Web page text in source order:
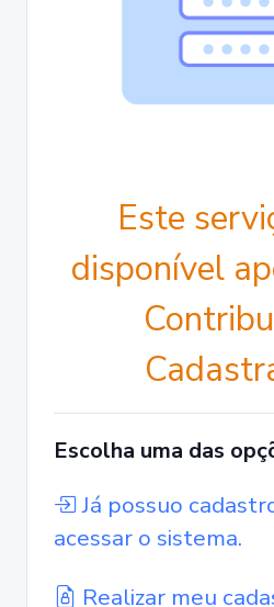
Este
disponível
Escolha uma das
Já possuo
acessar o sistema.
Realizar meu